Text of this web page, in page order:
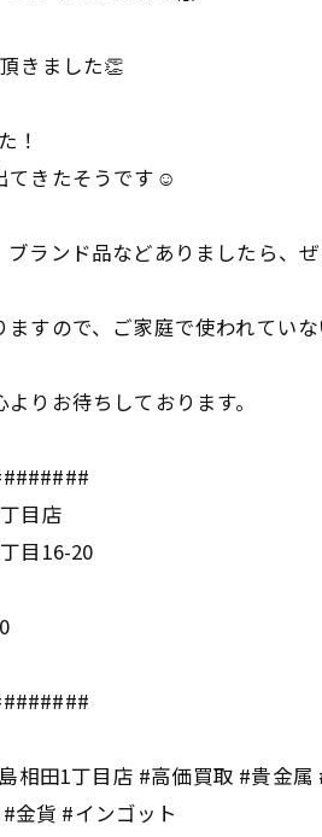
きました👏
！
てきたそうです☺️
ランド品などありましたら、
ますので、ご家庭で使われてい
りお待ちしております。
目店
目16-20
相田1丁目店 #高価買取 #貴金
金貨 #インゴット